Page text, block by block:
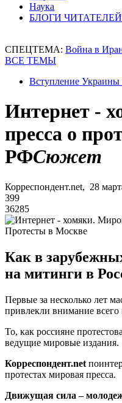
Наука
БЛОГИ ЧИТАТЕЛЕЙ
СПЕЦТЕМА: Война в
ВСЕ ТЕМЫ
Вступление
Интернет -
пресса о
РФСюжет
Корреспондент.net, 28
399
36285
Протесты в Москве
Как в
на митинги в
Первые за несколько лет
привлекли внимание всего
То, как россияне
ведущие мировые издания.
Корреспондент.net
протестах мировая пресса.
Движущая сила –